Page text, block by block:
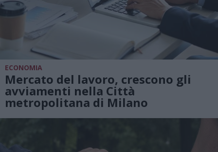
ECONOMIA
Mercato del lavoro, crescono gli
avviamenti nella Città
metropolitana di Milano